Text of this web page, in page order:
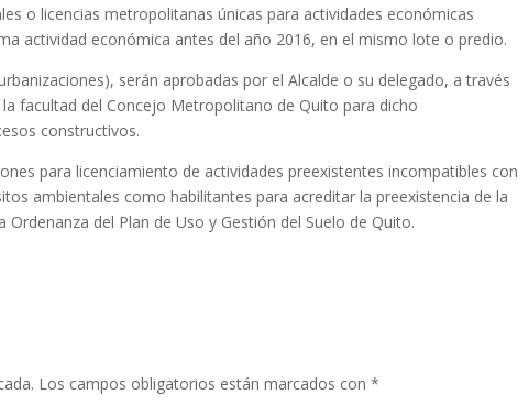
o licencias metropolitanas únicas para actividades económicas
actividad económica antes del año 2016, en el mismo lote o predio.
serán aprobadas por el Alcalde o su delegado, a través
facultad del Concejo Metropolitano de Quito para dicho
constructivos.
para licenciamiento de actividades preexistentes incompatibles con
ambientales como habilitantes para acreditar la preexistencia de la
del Plan de Uso y Gestión del Suelo de Quito.
Los campos obligatorios están marcados con*